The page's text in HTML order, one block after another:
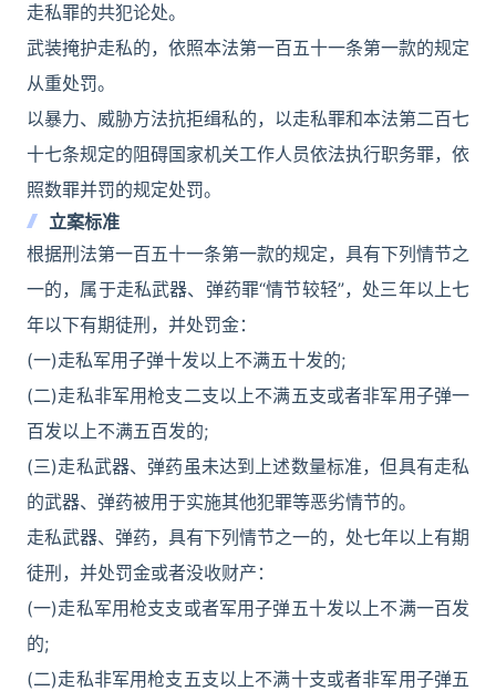
走私罪的共犯论处。
武装掩护走私的，依照本法第一百五十一条第一款的规定
从重处罚。
以暴力、威胁方法抗拒缉私的，以走私罪和本法第二百七
十七条规定的阻碍国家机关工作人员依法执行职务罪，依
照数罪并罚的规定处罚。
立案标准
根据刑法第一百五十一条第一款的规定，具有下列情节之
一的，属于走私武器、弹药罪“情节较轻”，处三年以上七
年以下有期徒刑，并处罚金：
(一)走私军用子弹十发以上不满五十发的;
(二)走私非军用枪支二支以上不满五支或者非军用子弹一
百发以上不满五百发的;
(三)走私武器、弹药虽未达到上述数量标准，但具有走私
的武器、弹药被用于实施其他犯罪等恶劣情节的。
走私武器、弹药，具有下列情节之一的，处七年以上有期
徒刑，并处罚金或者没收财产：
(一)走私军用枪支支或者军用子弹五十发以上不满一百发
的;
(二)走私非军用枪支五支以上不满十支或者非军用子弹五